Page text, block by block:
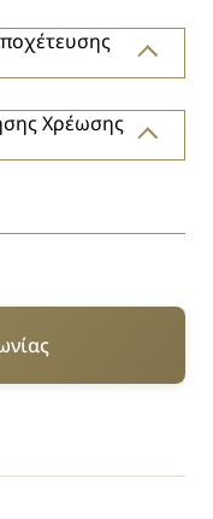
Χρέωσης